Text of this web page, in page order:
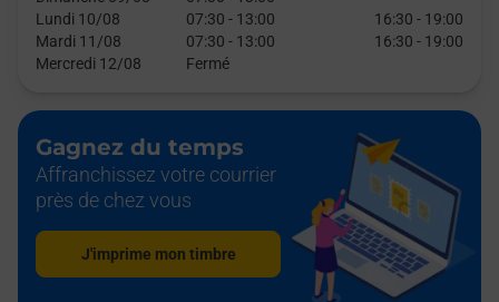
Lundi 10/08
07:30 - 13:00 16:30 - 19:00
Mardi 11/08
07:30 - 13:00 16:30 - 19:00
Mercredi 12/08
Fermé
Gagnez du temps
Affranchissez votre courrier
près de chez vous
J'imprime mon timbre